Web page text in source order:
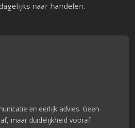
naar handelen.
en eerlijk advies. Geen
maar duidelijkheid vooraf.